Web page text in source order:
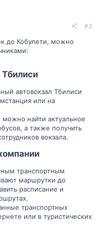
и получить
ты также можешь
туристических
и информация
необходимую
у тебя возникнут еще
мне.
#3
до Кобулети, можно
Тбилиси
автовокзал Тбилиси
или на
можно найти актуальное
а также получить
вокзала.
транспортным
маршрутки до
расписание и
транспортных
или в туристических